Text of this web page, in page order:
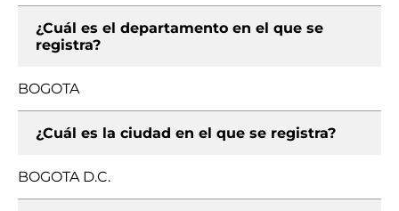
¿Cuál es el departamento en el que se
registra?
BOGOTA
¿Cuál es la ciudad en el que se registra?
BOGOTA D.C.